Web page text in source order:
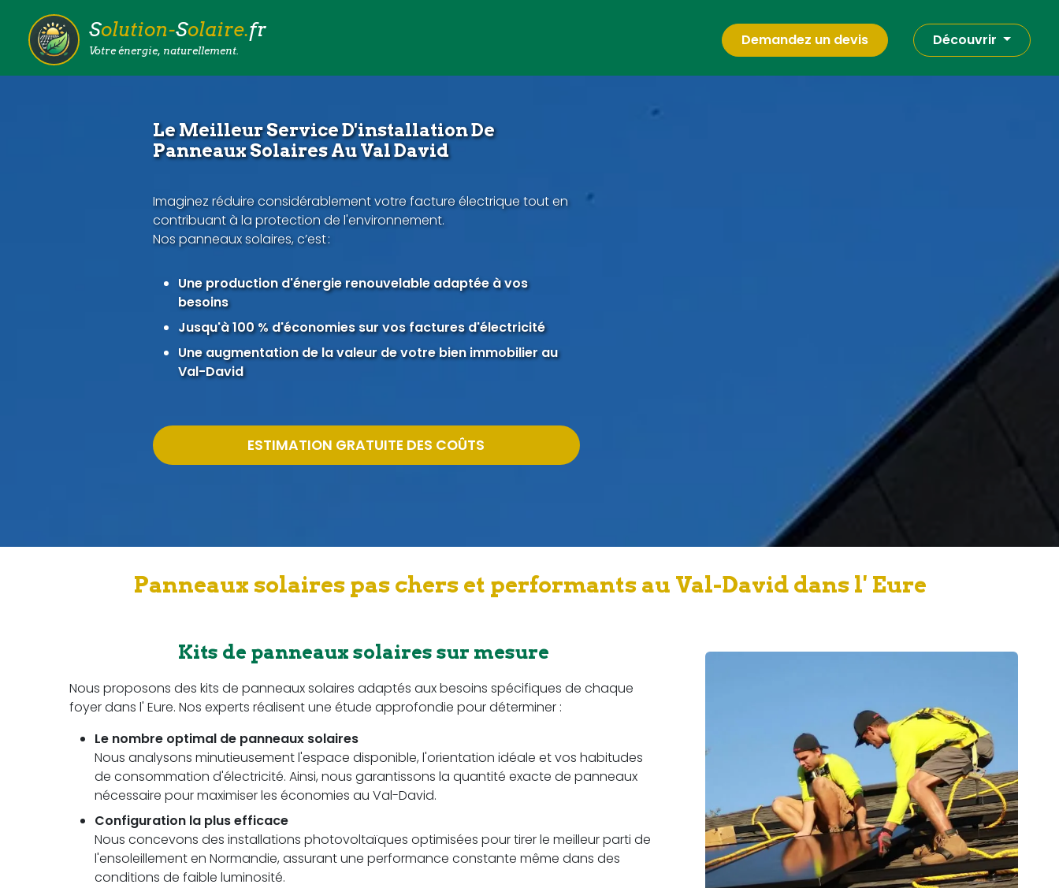
Solution-Solaire.fr
Votre énergie, naturellement.
Demandez un devis Découvrir
Le Meilleur Service D'installation De
Panneaux Solaires Au Val David
Imaginez réduire considérablement votre facture électrique tout en
contribuant à la protection de l'environnement.
Nos panneaux solaires, c’est :
Une production d'énergie renouvelable adaptée à vos
besoins
Jusqu'à 100 % d'économies sur vos factures d'électricité
Une augmentation de la valeur de votre bien immobilier au
Val-David
ESTIMATION GRATUITE DES COÛTS
Panneaux solaires pas chers et performants au Val-David dans l' Eure
Kits de panneaux solaires sur mesure
Nous proposons des kits de panneaux solaires adaptés aux besoins spécifiques de chaque
foyer dans l' Eure. Nos experts réalisent une étude approfondie pour déterminer :
Le nombre optimal de panneaux solaires
Nous analysons minutieusement l'espace disponible, l'orientation idéale et vos habitudes
de consommation d'électricité. Ainsi, nous garantissons la quantité exacte de panneaux
nécessaire pour maximiser les économies au Val-David.
Configuration la plus efficace
Nous concevons des installations photovoltaïques optimisées pour tirer le meilleur parti de
l'ensoleillement en Normandie, assurant une performance constante même dans des
conditions de faible luminosité.